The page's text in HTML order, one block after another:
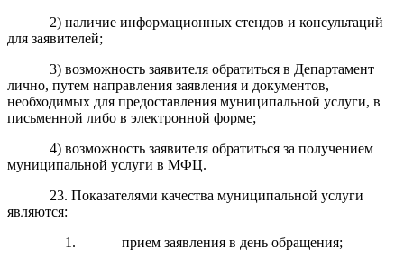
2) наличие информационных стендов и консультаций
для заявителей;
3) возможность заявителя обратиться в Департамент
лично, путем направления заявления и документов,
необходимых для предоставления муниципальной услуги, в
письменной либо в электронной форме;
4) возможность заявителя обратиться за получением
муниципальной услуги в МФЦ.
23. Показателями качества муниципальной услуги
являются:
прием заявления в день обращения;